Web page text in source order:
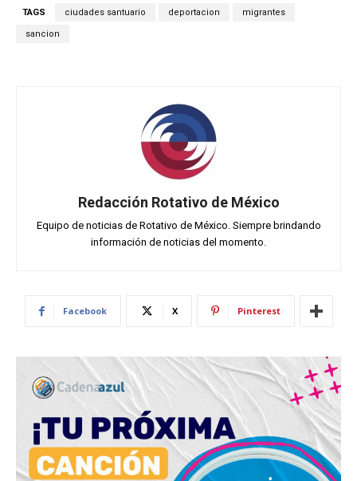
TAGS ciudades santuario deportacion migrantes
sancion
Redacción Rotativo de México
Equipo de noticias de Rotativo de México. Siempre brindando
información de noticias del momento.
Facebook X Pinterest